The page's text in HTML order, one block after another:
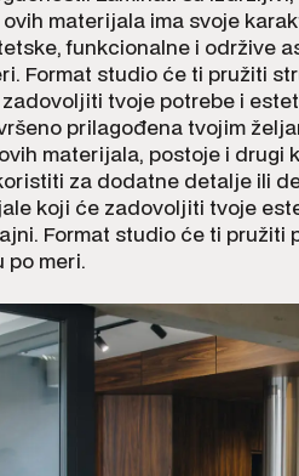
materijala ima svoje
funkcionalne i održive
Format studio će ti pružiti
tvoje potrebe i
prilagođena tvojim
materijala, postoje i drugi
za dodatne detalje ili
koji će zadovoljiti tvoje
Format studio će ti pružiti
po meri.